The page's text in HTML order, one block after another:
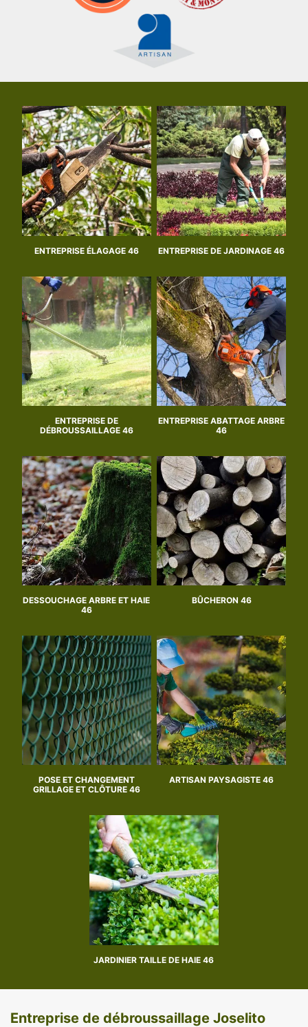
ENTREPRISE ÉLAGAGE 46 ENTREPRISE DE JARDINAGE 46
ENTREPRISE DE
DÉBROUSSAILLAGE 46
ENTREPRISE ABATTAGE ARBRE
46
DESSOUCHAGE ARBRE ET HAIE
46
BÛCHERON 46
POSE ET CHANGEMENT
GRILLAGE ET CLÔTURE 46
ARTISAN PAYSAGISTE 46
JARDINIER TAILLE DE HAIE 46
Entreprise de débroussaillage Joselito